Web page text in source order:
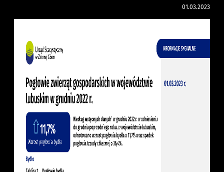
01.03.2023